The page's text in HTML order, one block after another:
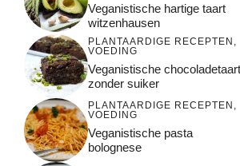
Veganistische hartige taart
witzenhausen
PLANTAARDIGE RECEPTEN ,
VOEDING
Veganistische chocoladetaart
zonder suiker
PLANTAARDIGE RECEPTEN ,
VOEDING
Veganistische pasta
bolognese